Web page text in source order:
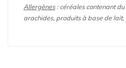
Allergènes: céréales contenant
arachides, produits à base de